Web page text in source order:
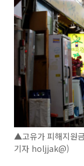
▲고유가 피해지원
기자 holjjak@)